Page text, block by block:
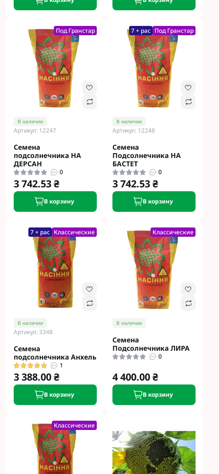
Под Гранстар
В наличии
Артикул: 12247
Семена
подсолнечника НА
ДЕРСАН
0
3 742.53 ₴
В корзину
7 + рас Под Гранстар
В наличии
Артикул: 12248
Семена
Подсолнечника НА
БАСТЕТ
0
3 742.53 ₴
В корзину
7 + рас Классические
В наличии
Артикул: 3348
Семена
подсолнечника Анхель
1
3 388.00 ₴
В корзину
Классические
В наличии
Семена
Подсолнечника ЛИРА
0
4 400.00 ₴
В корзину
Классические